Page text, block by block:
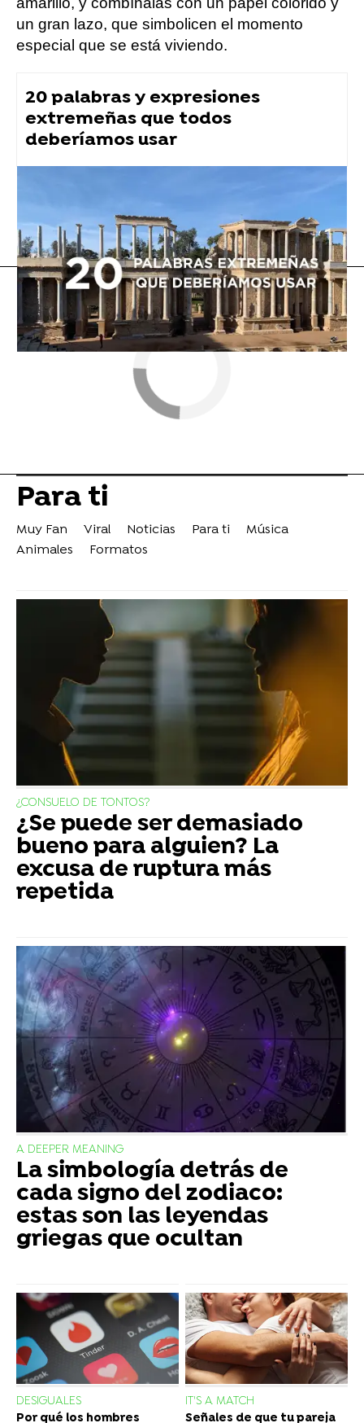
un gran lazo, que simbolicen el momento
especial que se está viviendo.
20 palabras y expresiones
extremeñas que todos
deberíamos usar
Flooxer Now » Para ti
Para ti
Muy Fan Viral Noticias Para ti
Música
Animales
Formatos
¿CONSUELO DE TONTOS?
¿Se puede ser demasiado
bueno para alguien? La
excusa de ruptura más
repetida
A DEEPER MEANING
La simbología detrás de
cada signo del zodiaco:
estas son las leyendas
griegas que ocultan
DESIGUALES
Por qué los hombres
IT'S A MATCH
Señales de que tu pareja